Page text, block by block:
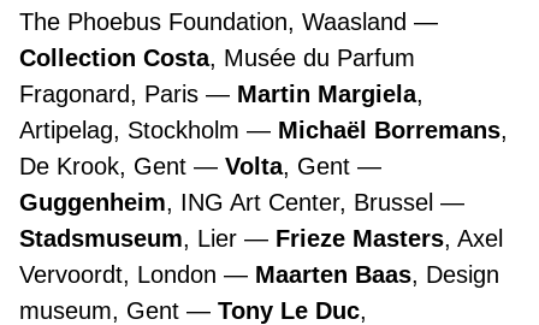
The Phoebus Foundation, Waasland
Collection Costa, Musée du Parfum
Fragonard, Paris
Martin Margiela,
Artipelag, Stockholm
Michaël Borremans,
De Krook, Gent
Volta, Gent
Guggenheim, ING Art Center, Brussel
Stadsmuseum, Lier Frieze Masters, Axel
Vervoordt, London
Maarten Baas, Design
museum, Gent
Tony Le Duc,